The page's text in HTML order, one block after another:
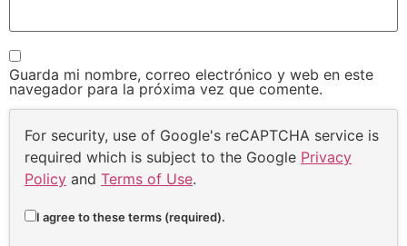
Guarda mi nombre, correo electrónico y web en este
navegador para la próxima vez que comente.
For security, use of Google's reCAPTCHA service is
required which is subject to the Google Privacy
Policy and Terms of Use.
I agree to these terms (required).